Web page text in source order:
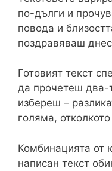
по-дълги и
повода и
поздравяваш
Готовият текст
да прочетеш два-
избереш –
голяма,
Комбинацията от
написан текст